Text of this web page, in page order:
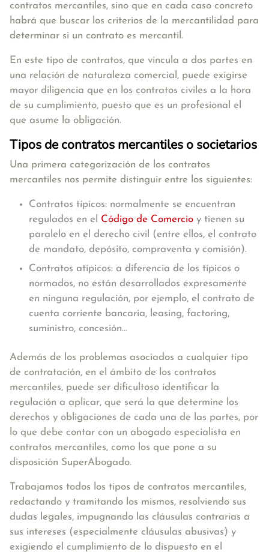
contratos mercantiles, sino que en cada caso concreto
habrá que buscar los criterios de la mercantilidad para
determinar si un contrato es mercantil.
En este tipo de contratos, que vincula a dos partes en
una relación de naturaleza comercial, puede exigirse
mayor diligencia que en los contratos civiles a la hora
de su cumplimiento, puesto que es un profesional el
que asume la obligación.
Tipos de contratos mercantiles o societarios
Una primera categorización de los contratos
mercantiles nos permite distinguir entre los siguientes:
Contratos típicos: normalmente se encuentran
regulados en el Código de Comercio y tienen su
paralelo en el derecho civil (entre ellos, el contrato
de mandato, depósito, compraventa y comisión).
Contratos atípicos: a diferencia de los típicos o
normados, no están desarrollados expresamente
en ninguna regulación, por ejemplo, el contrato de
cuenta corriente bancaria, leasing, factoring,
suministro, concesión...
Además de los problemas asociados a cualquier tipo
de contratación, en el ámbito de los contratos
mercantiles, puede ser dificultoso identificar la
regulación a aplicar, que será la que determine los
derechos y obligaciones de cada una de las partes, por
lo que debe contar con un abogado especialista en
contratos mercantiles, como los que pone a su
disposición SuperAbogado.
Trabajamos todos los tipos de contratos mercantiles,
redactando y tramitando los mismos, resolviendo sus
dudas legales, impugnando las cláusulas contrarias a
sus intereses (especialmente cláusulas abusivas) y
exigiendo el cumplimiento de lo dispuesto en el